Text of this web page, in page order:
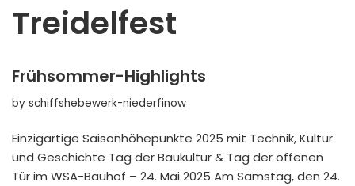
Treidelfest
Frühsommer-Highlights
by schiffshebewerk-niederfinow
Einzigartige Saisonhöhepunkte 2025 mit Technik, Kultur
und Geschichte Tag der Baukultur & Tag der offenen
Tür im WSA-Bauhof – 24. Mai 2025 Am Samstag, den 24.